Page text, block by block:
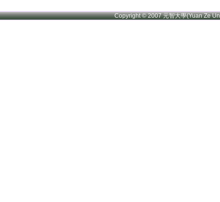
Copyright © 2007 元智大學(Yuan Ze